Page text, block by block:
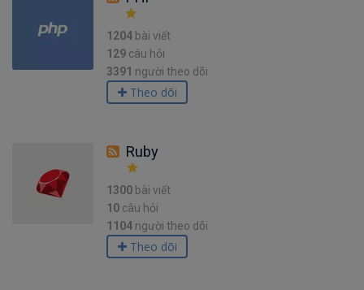
1204 bài viết
129 câu hỏi
3391 người theo dõi
Theo dõi
Ruby
1300 bài viết
10 câu hỏi
1104 người theo dõi
Theo dõi